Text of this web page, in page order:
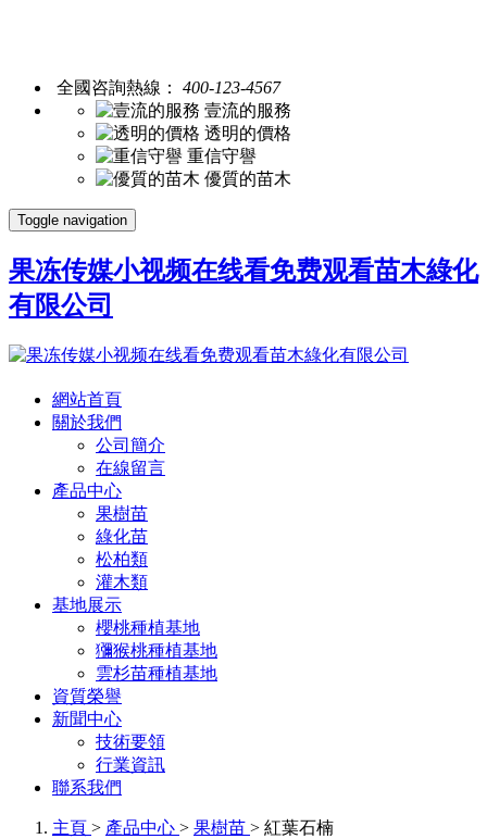
全國咨詢熱線： 400-123-4567
壹流的服務
透明的價格
重信守譽
優質的苗木
Toggle navigation
果冻传媒小视频在线看免费观看苗木綠化
有限公司
網站首頁
關於我們
公司簡介
在線留言
產品中心
果樹苗
綠化苗
松柏類
灌木類
基地展示
櫻桃種植基地
獼猴桃種植基地
雲杉苗種植基地
資質榮譽
新聞中心
技術要領
行業資訊
聯系我們
主頁 > 產品中心 > 果樹苗 > 紅葉石楠